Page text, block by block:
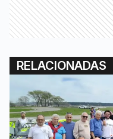
RELACIONADAS